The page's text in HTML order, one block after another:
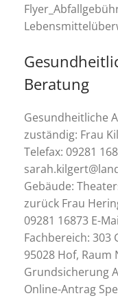
Beratung
Gesundheitliche
zuständig: Frau
Telefax: 09281
Gebäude:
zurück Frau
09281 16873 E-
Fachbereich: 303
95028 Hof,
Grundsicherung
Online-Antrag